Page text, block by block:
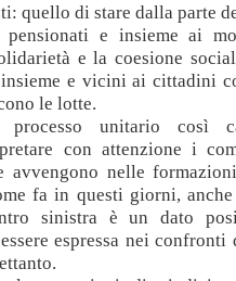
quello di stare dalla parte
pensionati e insieme ai
e la coesione
insieme e vicini ai cittadini
le lotte.
processo unitario così
con attenzione i
avvengono nelle
fa in questi giorni,
sinistra è un dato
espressa nei confronti